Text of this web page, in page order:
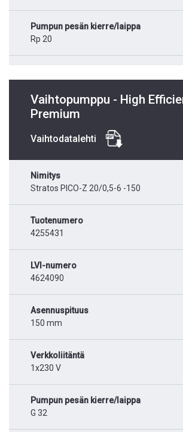
Pumpun pesän kierre/laippa
Rp 20
Vaihtopumppu - High
Premium
Vaihtodatalehti
Nimitys
Stratos PICO-Z 20/0,5-6 -150
Tuotenumero
4255431
LVI-numero
4624090
Asennuspituus
150 mm
Verkkoliitäntä
1x230 V
Pumpun pesän kierre/laippa
G 32